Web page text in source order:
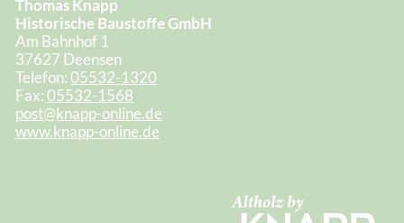
Thomas Knapp
Historische Baustoffe GmbH
Am Bahnhof 1
37627 Deensen
Telefon:05532-1320
Fax:05532-1568
post@knapp-online.de
www.knapp-online.de